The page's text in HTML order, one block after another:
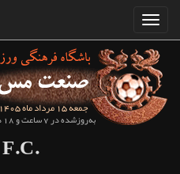
جمعه 15 مرداد ماه 1405
به‌روزشده در 7 ساعت و 18 دقیقه قبل
F.C.